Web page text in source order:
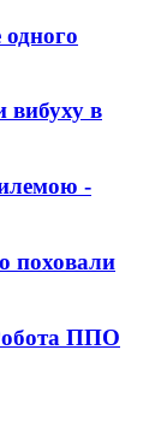
вибуху в
-
поховали
ППО